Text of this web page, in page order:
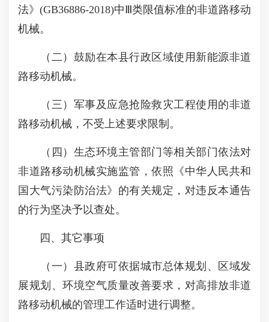
法》(GB36886-2018)中Ⅲ类限值标准的非道路移动
机械。
（二）鼓励在本县行政区域使用新能源非道
路移动机械。
（三）军事及应急抢险救灾工程使用的非道
路移动机械，不受上述要求限制。
（四）生态环境主管部门等相关部门依法对
非道路移动机械实施监管，依照《中华人民共和
国大气污染防治法》的有关规定，对违反本通告
的行为坚决予以查处。
四、其它事项
（一）县政府可依据城市总体规划、区域发
展规划、环境空气质量改善要求，对高排放非道
路移动机械的管理工作适时进行调整。